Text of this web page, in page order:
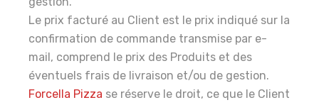
Le prix facturé au Client est le prix indiqué sur la
confirmation de commande transmise par e-
mail, comprend le prix des Produits et des
éventuels frais de livraison et/ou de gestion.
Forcella Pizza se réserve le droit, ce que le Client